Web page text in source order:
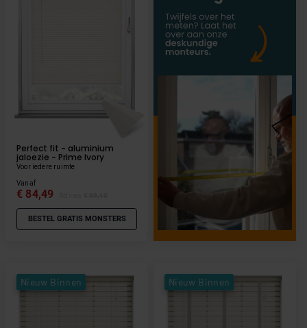
Perfect fit - aluminium
jaloezie - Prime Ivory
Voor iedere ruimte
Vanaf
€ 84,49
BESTEL GRATIS MONSTERS
Nieuw Binnen Nieuw Binnen